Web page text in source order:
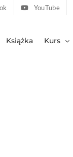
YouTube
Książka Kurs